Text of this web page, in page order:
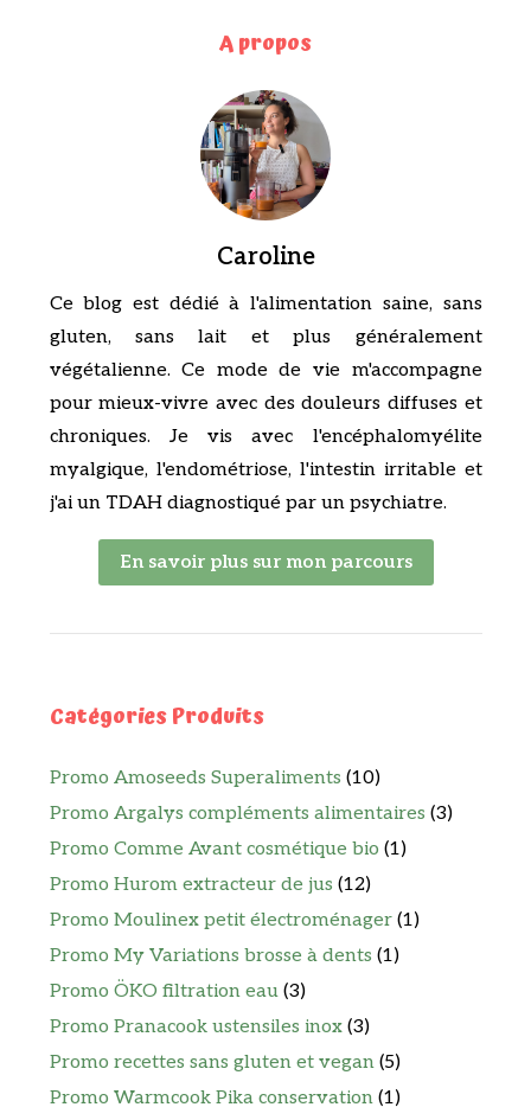
A propos
Caroline
Ce blog est dédié à l'alimentation saine, sans
gluten, sans lait et plus généralement
végétalienne. Ce mode de vie m'accompagne
pour mieux-vivre avec des douleurs diffuses et
chroniques. Je vis avec l'encéphalomyélite
myalgique, l'endométriose, l'intestin irritable et
j'ai un TDAH diagnostiqué par un psychiatre.
En savoir plus sur mon parcours
Catégories Produits
Promo Amoseeds Superaliments (10)
Promo Argalys compléments alimentaires (3)
Promo Comme Avant cosmétique bio (1)
Promo Hurom extracteur de jus (12)
Promo Moulinex petit électroménager (1)
Promo My Variations brosse à dents (1)
Promo ÖKO filtration eau (3)
Promo Pranacook ustensiles inox (3)
Promo recettes sans gluten et vegan (5)
Promo Warmcook Pika conservation (1)